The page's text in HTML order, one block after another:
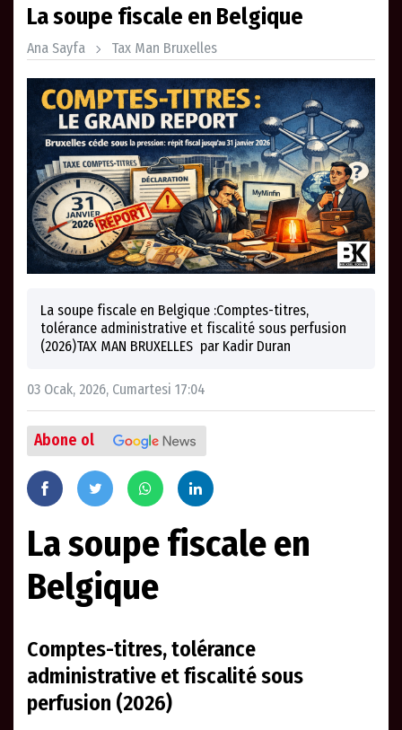
La soupe fiscale en Belgique
Ana Sayfa Tax Man Bruxelles
La soupe fiscale en Belgique :Comptes-titres,
tolérance administrative et fiscalité sous perfusion
(2026)TAX MAN BRUXELLES par Kadir Duran
03 Ocak, 2026, Cumartesi 17:04
Abone ol
La soupe fiscale en
Belgique
Comptes-titres, tolérance
administrative et fiscalité sous
perfusion (2026)